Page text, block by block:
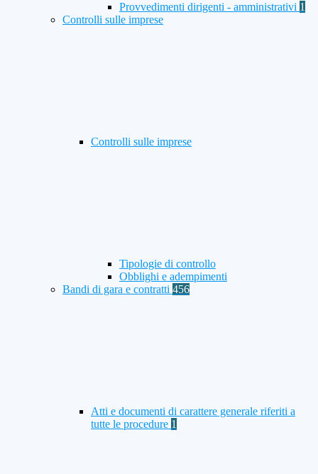
Provvedimenti dirigenti - amministrativi 1
Controlli sulle imprese
Controlli sulle imprese
Tipologie di controllo
Obblighi e adempimenti
Bandi di gara e contratti 456
Atti e documenti di carattere generale riferiti a
tutte le procedure 1